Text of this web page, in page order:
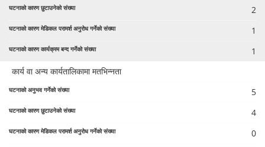
2
1
1
कार्य वा अन्य कार्यतालिकामा मतभिन्नता
5
4
0